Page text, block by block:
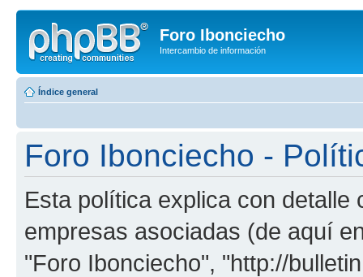
Foro Ibonciecho
Intercambio de información
Índice general
Foro Ibonciecho -
Esta política explica con
empresas asociadas (de aquí
"Foro Ibonciecho", "http://